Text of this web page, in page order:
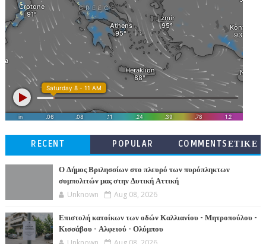
RECENT POPULAR
COMMENTSΕΤΙΚΕ
Ο Δήμος Βριλησσίων στο πλευρό των πυρόπληκτων
συμπολιτών μας στην Δυτική Αττική
Unknown Aug 08, 2026
Επιστολή κατοίκων των οδών Καλλιανίου - Μητροπούλου -
Κισσάβου - Αλφειού - Ολύμπου